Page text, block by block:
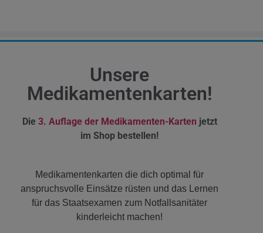
Unsere
Medikamentenkarten!
Die 3. Auflage der Medikamenten-Karten jetzt
im Shop bestellen!
Medikamentenkarten die dich optimal für
anspruchsvolle Einsätze rüsten und das Lernen
für das Staatsexamen zum Notfallsanitäter
kinderleicht machen!